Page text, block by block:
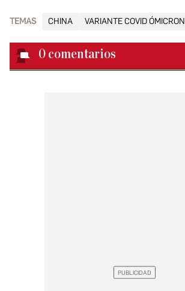
TEMAS CHINA VARIANTE COVID ÓMICRON
0 comentarios